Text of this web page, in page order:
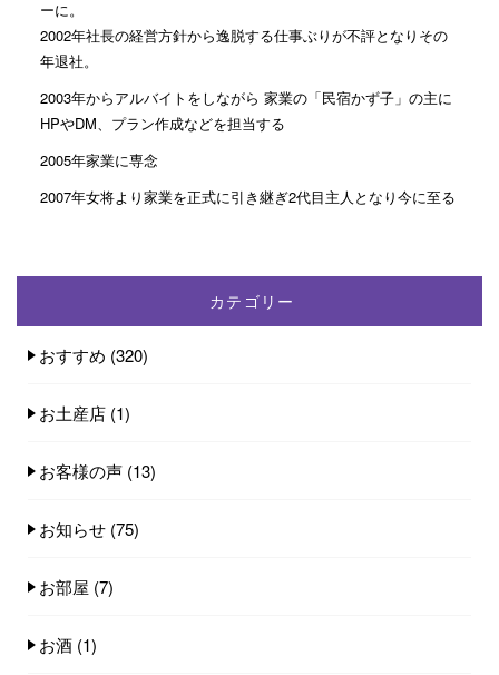
ーに。
2002年社長の経営方針から逸脱する仕事ぶりが不評となりその
年退社。
2003年からアルバイトをしながら 家業の「民宿かず子」の主に
HPやDM、プラン作成などを担当する
2005年家業に専念
2007年女将より家業を正式に引き継ぎ2代目主人となり今に至る
カテゴリー
おすすめ (320)
お土産店 (1)
お客様の声 (13)
お知らせ (75)
お部屋 (7)
お酒 (1)